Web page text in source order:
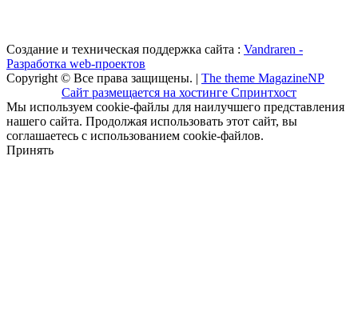
Создание и техническая поддержка сайта : Vandraren -
Разработка web-проектов
Copyright © Все права защищены. | The theme MagazineNP
Сайт размещается на хостинге Спринтхост
Мы используем cookie-файлы для наилучшего представления
нашего сайта. Продолжая использовать этот сайт, вы
соглашаетесь с использованием cookie-файлов.
Принять